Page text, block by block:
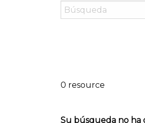
0 resource
Su búsqueda no ha